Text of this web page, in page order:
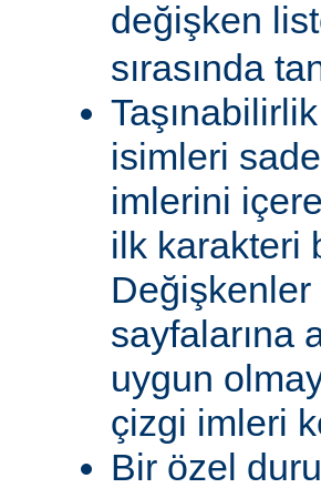
değişken
sırasında
isimleri
imlerini
ilk karakteri
sayfalarına
uygun
çizgi imleri
Bir özel